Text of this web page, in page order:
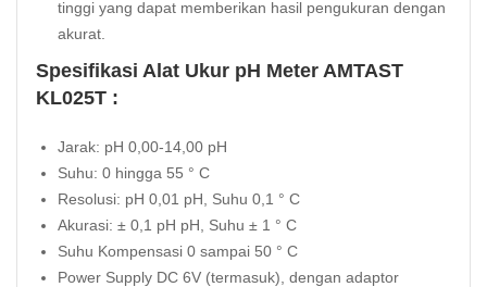
tinggi yang dapat memberikan hasil pengukuran dengan
akurat.
Spesifikasi Alat Ukur pH Meter AMTAST
KL025T :
Jarak: pH 0,00-14,00 pH
Suhu: 0 hingga 55 ° C
Resolusi: pH 0,01 pH, Suhu 0,1 ° C
Akurasi: ± 0,1 pH pH, Suhu ± 1 ° C
Suhu Kompensasi 0 sampai 50 ° C
Power Supply DC 6V (termasuk), dengan adaptor